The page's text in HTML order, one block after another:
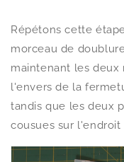
Répétons cette
morceau de
maintenant les deux
l'envers de la
tandis que les deux
cousues sur l'endroit